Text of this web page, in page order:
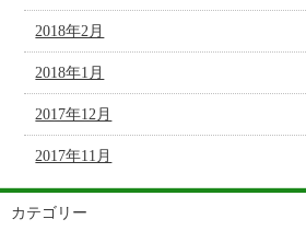
2018年2月
2018年1月
2017年12月
2017年11月
カテゴリー